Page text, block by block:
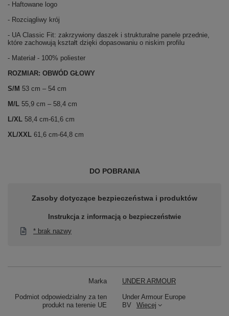
- Haftowane logo
- Rozciągliwy krój
- UA Classic Fit: zakrzywiony daszek i strukturalne panele przednie,
które zachowują kształt dzięki dopasowaniu o niskim profilu
- Materiał - 100% poliester
ROZMIAR: OBWÓD GŁOWY
S/M 53 cm – 54 cm
M/L 55,9 cm – 58,4 cm
L/XL 58,4 cm-61,6 cm
XL/XXL 61,6 cm-64,8 cm
DO POBRANIA
Zasoby dotyczące bezpieczeństwa i produktów
Instrukcja z informacją o bezpieczeństwie
* brak nazwy
Marka UNDER ARMOUR
Podmiot odpowiedzialny za ten
produkt na terenie UE
Under Armour Europe
BV
Więcej